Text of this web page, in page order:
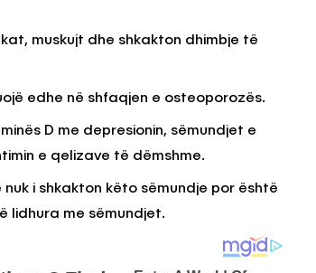
muskujt dhe shkakton dhimbje të
edhe në shfaqjen e osteoporozës.
D me depresionin, sëmundjet e
e qelizave të dëmshme.
i shkakton këto sëmundje por është
lidhura me sëmundjet.